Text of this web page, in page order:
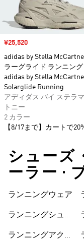
セール価格
¥25,520
adidas by Stella
ラーグライド ランニン
adidas by Stella
Solarglide Running
アディダス バイ ステラ
トニー
2 カラー
【8/17まで】カートで
シューズ
ーラー •
ランニングウェア
ランニングシュー
ランニングアクセ